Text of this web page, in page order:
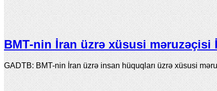
BMT-nin İran üzrə xüsusi məruzəçisi
GADTB: BMT-nin İran üzrə insan hüquqları üzrə xüsusi